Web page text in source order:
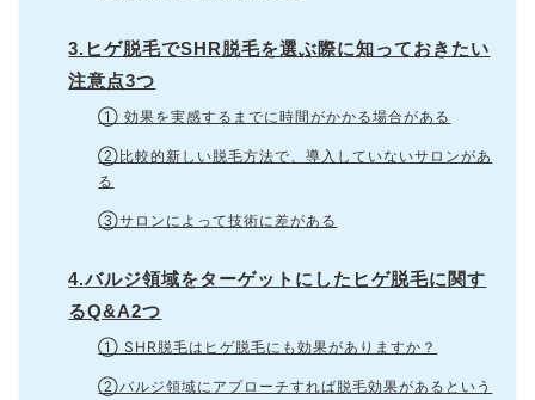
3.ヒゲ脱毛でSHR脱毛を選ぶ際に知っておきたい
注意点3つ
① 効果を実感するまでに時間がかかる場合がある
②比較的新しい脱毛方法で、導入していないサロンがあ
る
③サロンによって技術に差がある
4.バルジ領域をターゲットにしたヒゲ脱毛に関す
るQ&A2つ
① SHR脱毛はヒゲ脱毛にも効果がありますか？
②バルジ領域にアプローチすれば脱毛効果があるという